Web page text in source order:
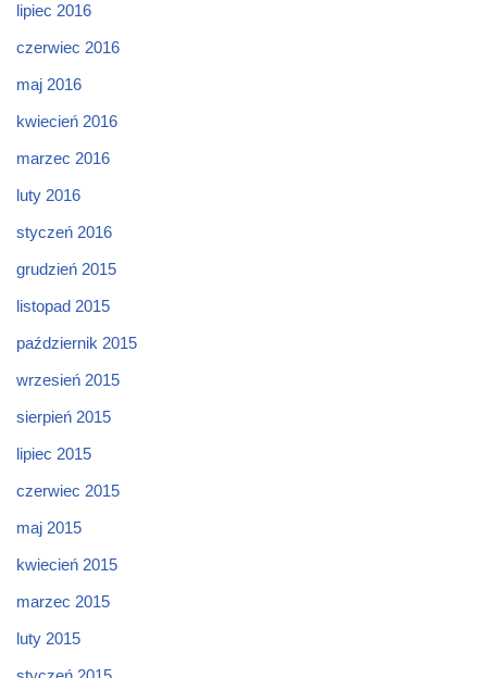
lipiec 2016
czerwiec 2016
maj 2016
kwiecień 2016
marzec 2016
luty 2016
styczeń 2016
grudzień 2015
listopad 2015
październik 2015
wrzesień 2015
sierpień 2015
lipiec 2015
czerwiec 2015
maj 2015
kwiecień 2015
marzec 2015
luty 2015